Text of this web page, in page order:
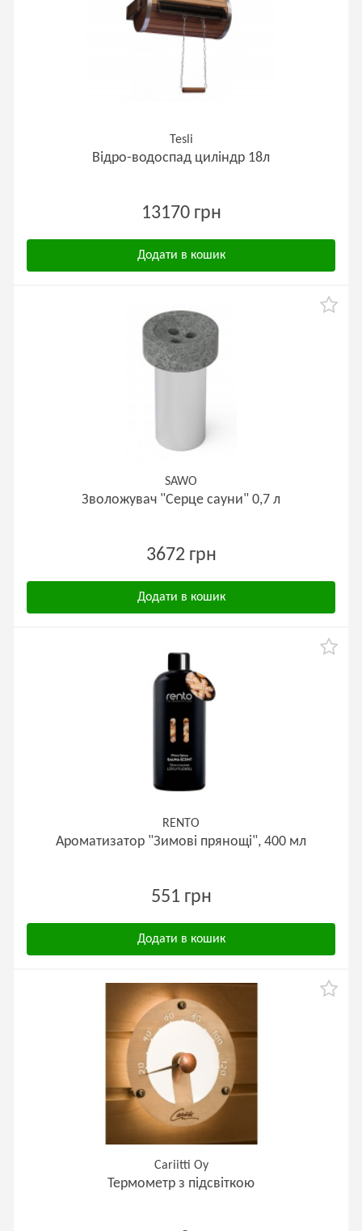
Tesli
Відро-водоспад циліндр 18л
13170 грн
Додати в кошик
SAWO
Зволожувач "Серце сауни" 0,7 л
3672 грн
Додати в кошик
RENTO
Ароматизатор "Зимові прянощі", 400 мл
551 грн
Додати в кошик
Cariitti Oy
Термометр з підсвіткою